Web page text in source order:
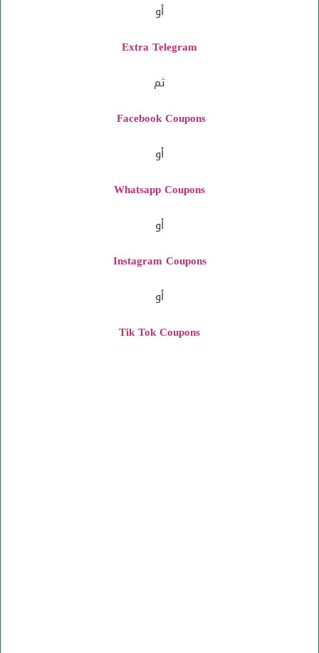
أو
Extra Telegram
ثم
Facebook Coupons
أو
Whatsapp Coupons
أو
Coupons
Instagram
أو
Tik Tok Coupons